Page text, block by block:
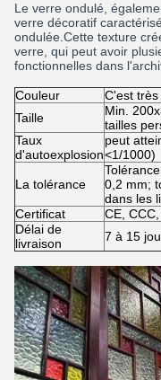
Le verre ondulé,
verre décoratif
ondulée.Cette texture
verre, qui peut avoir
fonctionnelles dans
Couleur
C'est très
Taille
Min.
tailles
Taux
d'autoexplosion
peut
<1/1000)
La tolérance
0,2 mm;
dans les
Certificat
CE,
Délai de
livraison
7 à 15